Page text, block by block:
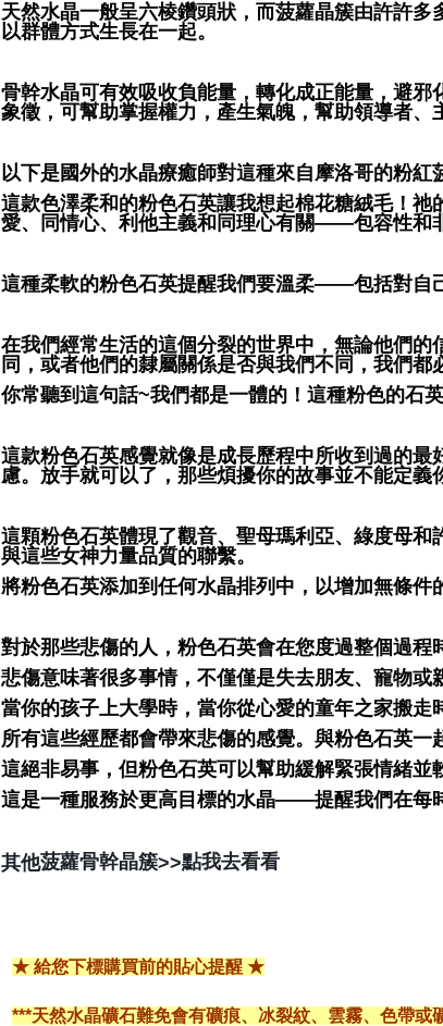
天然水晶一般呈六棱鑽頭狀，而菠蘿晶簇由許許多
以群體方式生長在一起。
骨幹水晶可有效吸收負能量，轉化成正能量，避
象徵，可幫助掌握權力，產生氣魄，幫助領導者、
以下是國外的水晶療癒師對這種來自摩洛哥的粉紅
這款色澤柔和的粉色石英讓我想起棉花糖絨毛！
愛、同情心、利他主義和同理心有關——包容性和
這種柔軟的粉色石英提醒我們要溫柔——包括對自
在我們經常生活的這個分裂的世界中，無論他們
同，或者他們的隸屬關係是否與我們不同，我們都
你常聽到這句話~我們都是一體的！這種粉色的石
這款粉色石英感覺就像是成長歷程中所收到過的
慮。放手就可以了，那些煩擾你的故事並不能定義
這顆粉色石英體現了觀音、聖母瑪利亞、綠度母
與這些女神力量品質的聯繫。
將粉色石英添加到任何水晶排列中，以增加無條件
對於那些悲傷的人，粉色石英會在您度過整個過程
悲傷意味著很多事情，不僅僅是失去朋友、寵物或
當你的孩子上大學時，當你從心愛的童年之家搬走
所有這些經歷都會帶來悲傷的感覺。與粉色石英一
這絕非易事，但粉色石英可以幫助緩解緊張情緒並
這是一種服務於更高目標的水晶——提醒我們在每
其他菠蘿骨幹晶簇>>點我去看看
★ 給您下標購買前的貼心提醒 ★
***天然水晶礦石難免會有礦痕、冰裂紋、雲霧、色帶